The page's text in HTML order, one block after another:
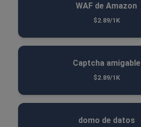
WAF de Amazon
$2.89/1K
Captcha amigable
$2.89/1K
domo de datos